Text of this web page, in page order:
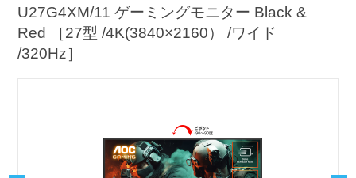
U27G4XM/11 ゲーミングモニター Black &
Red ［27型 /4K(3840×2160） /ワイド
/320Hz］